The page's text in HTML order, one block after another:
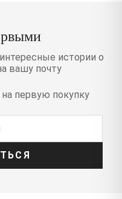
истории о
вашу почту
первую покупку